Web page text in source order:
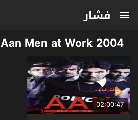
فشار
Aan Men at Work 2004
02:00:47